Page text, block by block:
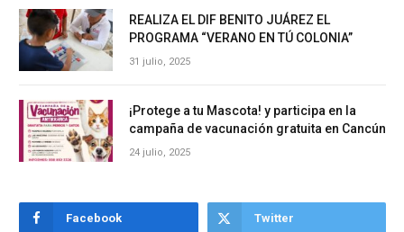
REALIZA EL DIF BENITO JUÁREZ EL
PROGRAMA “VERANO EN TÚ COLONIA”
31 julio, 2025
¡Protege a tu Mascota! y participa en la
campaña de vacunación gratuita en Cancún
24 julio, 2025
Facebook Twitter